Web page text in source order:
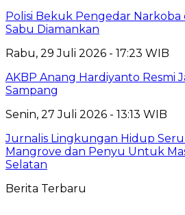
Polisi Bekuk Pengedar Narkoba
Sabu Diamankan
Rabu, 29 Juli 2026 - 17:23 WIB
AKBP Anang Hardiyanto Resmi
Sampang
Senin, 27 Juli 2026 - 13:13 WIB
Jurnalis Lingkungan Hidup
Mangrove dan Penyu Untuk
Selatan
Berita Terbaru